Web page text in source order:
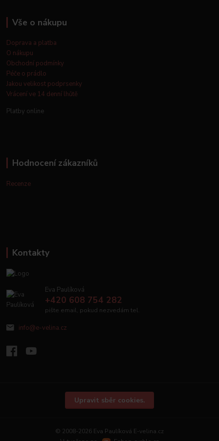
Vše o nákupu
Doprava a platba
O nákupu
Obchodní podmínky
Péče o prádlo
Jakou velikost podprsenky
Vrácení ve 14 denní lhůtě
Platby online
Hodnocení zákazníků
Recenze
Kontakty
Eva Paulíková
+420 608 754 282
pište email, pokud nezvedám tel.
info@e-velina.cz
Upravit sběr cookies.
© 2008-2026 Eva Paulíková E-velina.cz